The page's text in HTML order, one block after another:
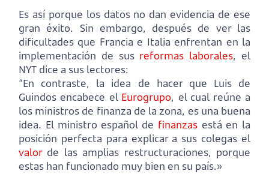
Es así porque los datos no dan evidencia de ese
gran éxito. Sin embargo, después de ver las
dificultades que Francia e Italia enfrentan en la
implementación de sus reformas laborales, el
NYT dice a sus lectores:
“En contraste, la idea de hacer que Luis de
Guindos encabece el Eurogrupo, el cual reúne a
los ministros de finanza de la zona, es una buena
idea. El ministro español de finanzasestá en la
posición perfecta para explicar a sus colegas el
valorde las amplias restructuraciones, porque
estas han funcionado muy bien en su país.»